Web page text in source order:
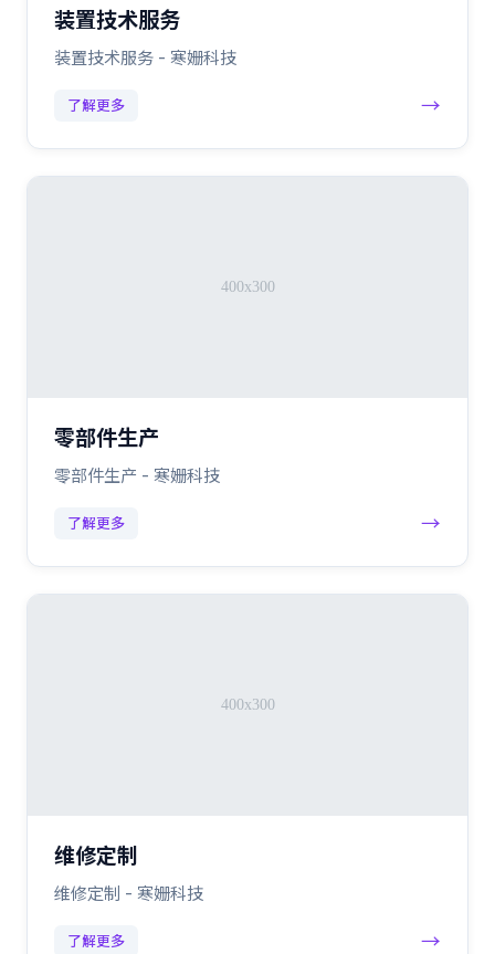
装置技术服务
装置技术服务 - 寒姗科技
了解更多 →
零部件生产
零部件生产 - 寒姗科技
了解更多 →
维修定制
维修定制 - 寒姗科技
了解更多 →